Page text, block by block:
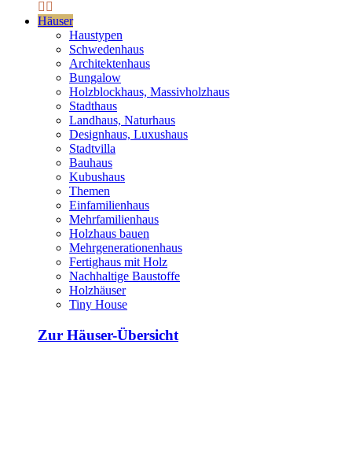
Häuser
Haustypen
Schwedenhaus
Architektenhaus
Bungalow
Holzblockhaus, Massivholzhaus
Stadthaus
Landhaus, Naturhaus
Designhaus, Luxushaus
Stadtvilla
Bauhaus
Kubushaus
Themen
Einfamilienhaus
Mehrfamilienhaus
Holzhaus bauen
Mehrgenerationenhaus
Fertighaus mit Holz
Nachhaltige Baustoffe
Holzhäuser
Tiny House
Zur Häuser-Übersicht